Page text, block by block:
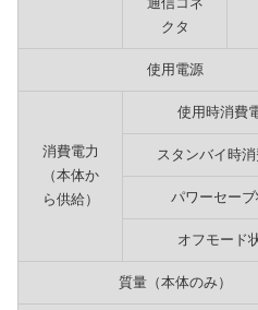
クタ
使用電源
消費電力
（本体か
ら供給）
使用時消費
スタンバイ時消
パワーセー
オフモード
質量（本体のみ）